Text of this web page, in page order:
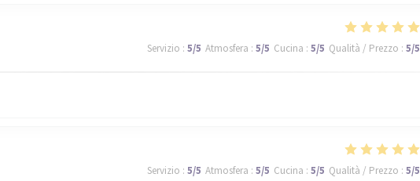
Servizio : 5/5 Atmosfera : 5/5 Cucina : 5/5 Qualità / Prezzo : 5/5
Servizio : 5/5 Atmosfera : 5/5 Cucina : 5/5 Qualità / Prezzo : 5/5